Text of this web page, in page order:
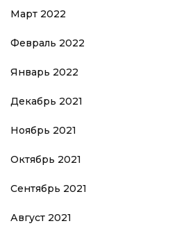
Март 2022
Февраль 2022
Январь 2022
Декабрь 2021
Ноябрь 2021
Октябрь 2021
Сентябрь 2021
Август 2021